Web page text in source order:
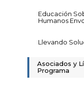
Educación
Humanos
Llevando
Asociados y
Programa